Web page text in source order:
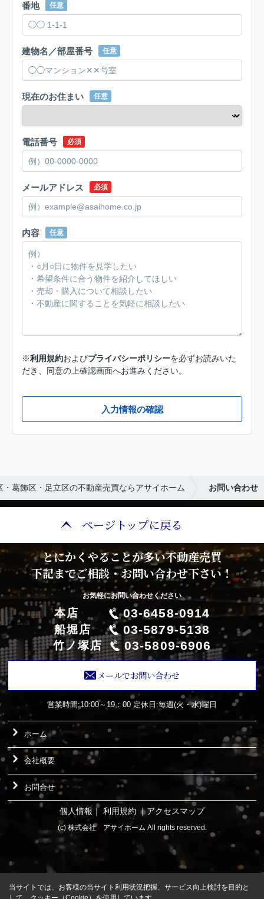
番地 任意
建物名／部屋番号 任意
現在のお住まい 任意
電話番号 必須
メールアドレス 必須
内容 任意
※利用規約およびプライバシーポリシーを必ずお読みいた
だき、同意の上確認画面へお進みください。
入力情報の確認
・葛飾区・足立区の不動産売買ならアサイホーム お問い合わせ
ページトップに戻る
とにかくやることが多い不動産売買
下記までご相談・お問い合わせ下さい！
お気軽にお問い合わせください
本店 03-6458-0914
船堀店 03-5879-5138
竹ノ塚店 03-5809-6906
メールでお問い合わせ
営業時間:10:00～19：00 定休日:毎週(火・水)曜日
ホーム
会社概要
お問合せ
個人情報 ｜ 利用規約 ｜アクセスマップ
(c) 株式会社 アサイホーム All rights reserved.
当サイトでは、お客様の当サイト利用状況把握、サービス向上検討を目的と